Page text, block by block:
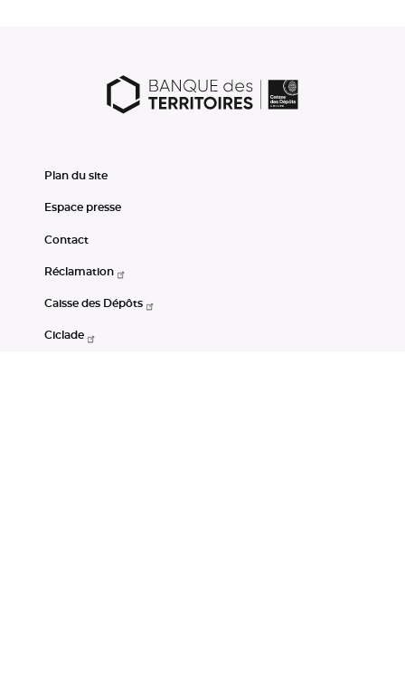
Plan du site
Espace presse
Contact
Réclamation
Caisse des Dépôts
Ciclade